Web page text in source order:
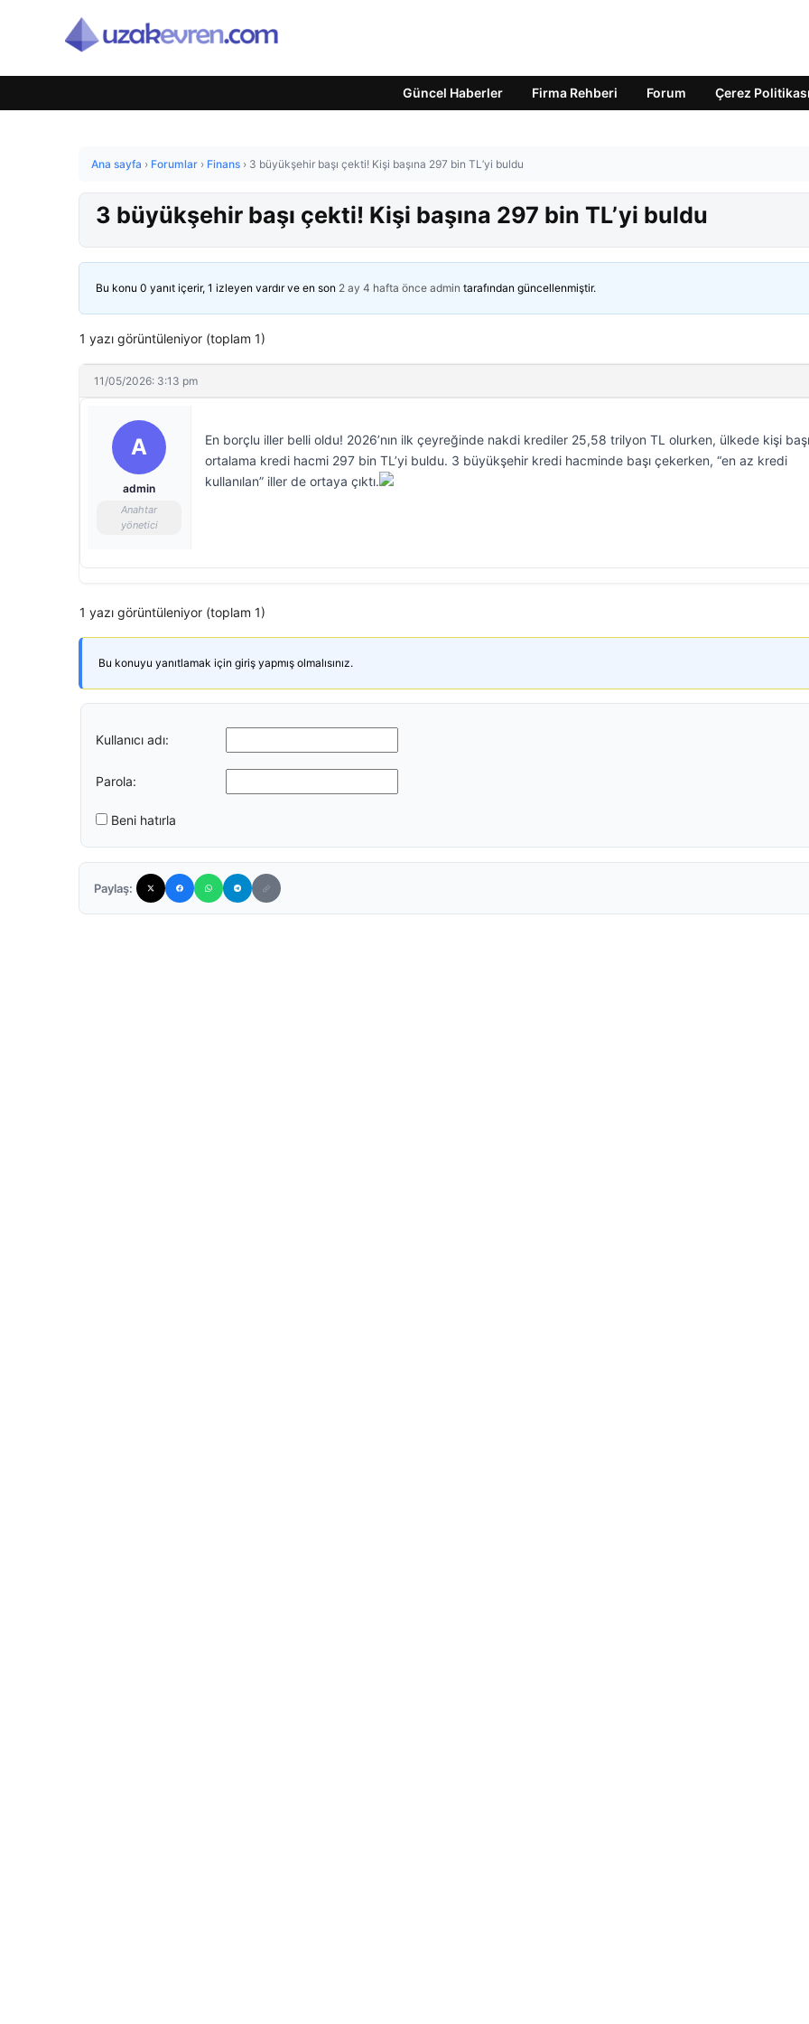
Güncel Haberler Firma Rehberi Forum Çerez Politikası
Ana sayfa › Forumlar › Finans › 3 büyükşehir başı çekti! Kişi başına 297 bin TL’yi buldu
3 büyükşehir başı çekti! Kişi başına 297 bin TL’yi buldu
Bu konu 0 yanıt içerir, 1 izleyen vardır ve en son 2 ay 4 hafta önce admin tarafından güncellenmiştir.
1 yazı görüntüleniyor (toplam 1)
11/05/2026: 3:13 pm
A
admin
Anahtar
yönetici
En borçlu iller belli oldu! 2026’nın ilk çeyreğinde nakdi krediler 25,58 trilyon TL olurken, ülkede kişi
ortalama kredi hacmi 297 bin TL’yi buldu. 3 büyükşehir kredi hacminde başı çekerken, “en az kredi
kullanılan” iller de ortaya çıktı.
1 yazı görüntüleniyor (toplam 1)
Bu konuyu yanıtlamak için giriş yapmış olmalısınız.
Kullanıcı adı:
Parola:
Beni hatırla
Paylaş: